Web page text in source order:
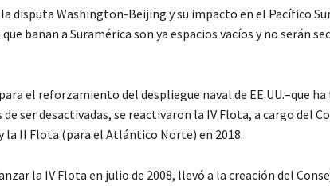
disputa Washington-Beijing y su impacto en el Pacífico
bañan a Suramérica son ya espacios vacíos y no serán
el reforzamiento del despliegue naval de EE.UU.–que
ser desactivadas, se reactivaron la IV Flota, a cargo del
la II Flota (para el Atlántico Norte) en 2018.
la IV Flota en julio de 2008, llevó a la creación del